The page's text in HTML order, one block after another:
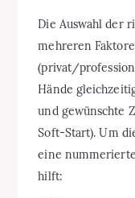
Die Auswahl der
mehreren
(privat/
Hände
und gewünschte
Soft-Start). Um
eine
hilft: